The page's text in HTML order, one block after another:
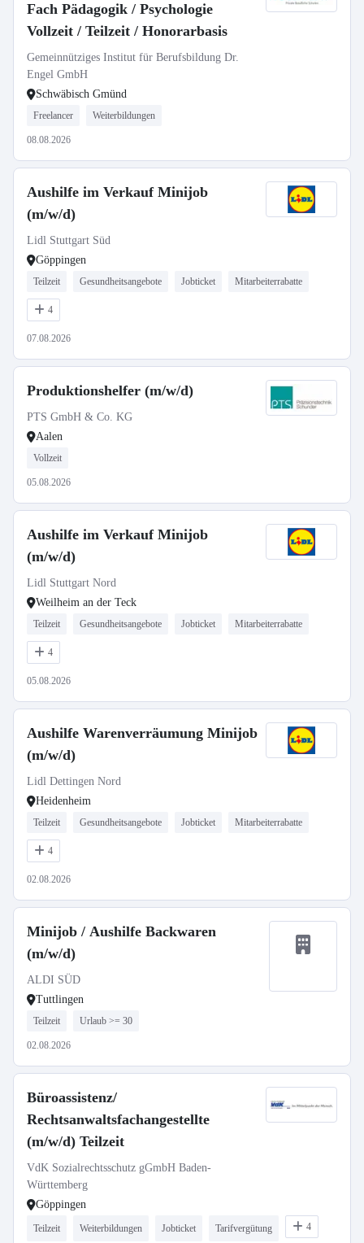
Fach Pädagogik / Psychologie
Vollzeit / Teilzeit / Honorarbasis
Gemeinnütziges Institut für Berufsbildung Dr.
Engel GmbH
Schwäbisch Gmünd
Freelancer Weiterbildungen
08.08.2026
Aushilfe im Verkauf Minijob
(m/w/d)
Lidl Stuttgart Süd
Göppingen
Teilzeit Gesundheitsangebote Jobticket Mitarbeiterrabatte
4
07.08.2026
Produktionshelfer (m/w/d)
PTS GmbH & Co. KG
Aalen
Vollzeit
05.08.2026
Aushilfe im Verkauf Minijob
(m/w/d)
Lidl Stuttgart Nord
Weilheim an der Teck
Teilzeit Gesundheitsangebote Jobticket Mitarbeiterrabatte
4
05.08.2026
Aushilfe Warenverräumung Minijob
(m/w/d)
Lidl Dettingen Nord
Heidenheim
Teilzeit Gesundheitsangebote Jobticket Mitarbeiterrabatte
4
02.08.2026
Minijob / Aushilfe Backwaren
(m/w/d)
ALDI SÜD
Tuttlingen
Teilzeit Urlaub >= 30
02.08.2026
Büroassistenz/
Rechtsanwaltsfachangestellte
(m/w/d) Teilzeit
VdK Sozialrechtsschutz gGmbH Baden-
Württemberg
Göppingen
Teilzeit Weiterbildungen Jobticket Tarifvergütung 4